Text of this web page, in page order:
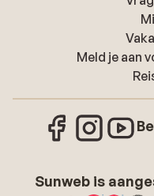
Meld je aan
Sunweb is